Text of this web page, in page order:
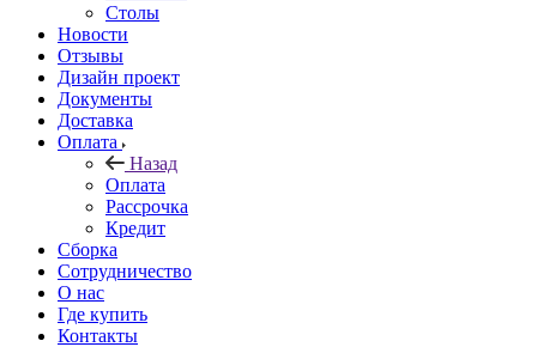
Столы
Новости
Отзывы
Дизайн проект
Документы
Доставка
Оплата
Назад
Оплата
Рассрочка
Кредит
Сборка
Сотрудничество
О нас
Где купить
Контакты